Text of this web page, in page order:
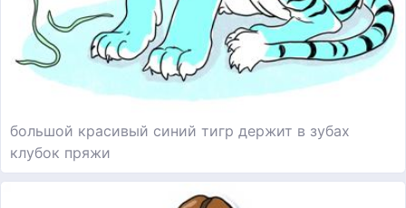
большой красивый синий тигр держит в зубах
клубок пряжи